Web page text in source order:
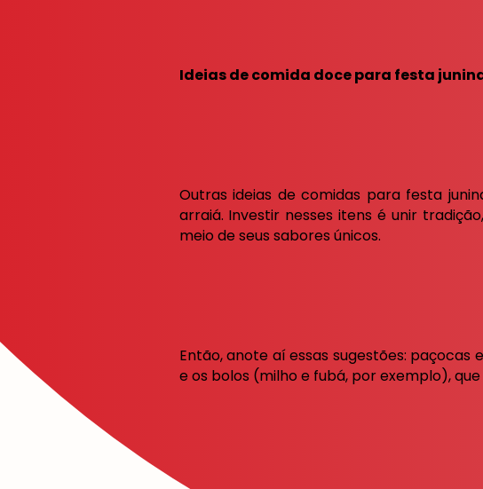
Ideias de comida doce para festa
Outras ideias de comidas para festa
arraiá. Investir nesses itens é unir
meio de seus sabores únicos.
Então, anote aí essas sugestões:
e os bolos (milho e fubá, por exemplo),